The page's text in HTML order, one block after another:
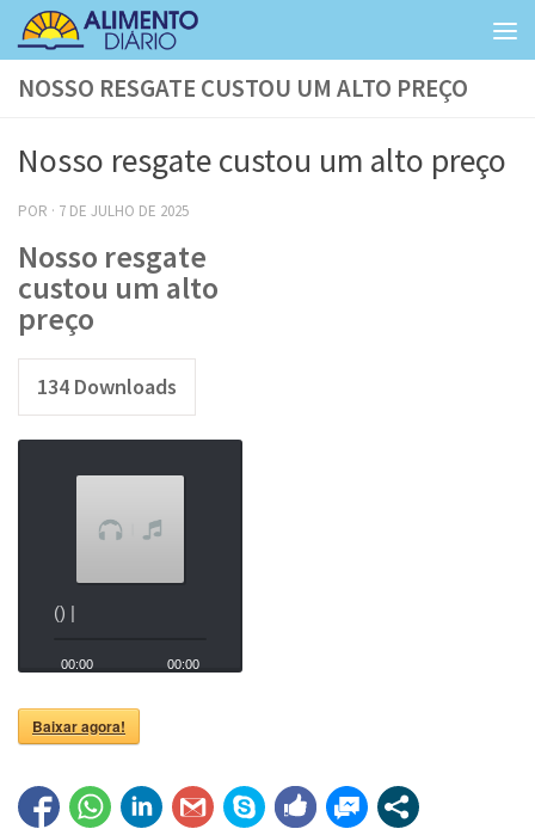
Skip to content
NOSSO RESGATE CUSTOU UM ALTO PREÇO
Nosso resgate custou um alto preço
POR · 7 DE JULHO DE 2025
Nosso resgate
custou um alto
preço
134 Downloads
() |
00:00 00:00
Baixar agora!